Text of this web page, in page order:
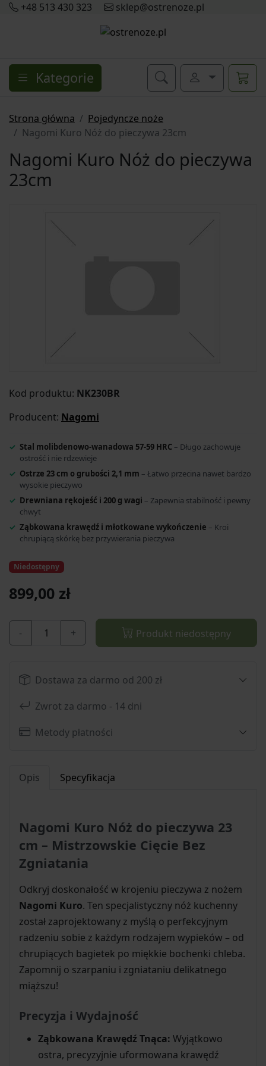
+48 513 430 323 sklep@ostrenoze.pl
Kategorie
Strona główna
Pojedyncze noże
Nagomi Kuro Nóż do pieczywa 23cm
Nagomi Kuro Nóż do pieczywa
23cm
Kod produktu: NK230BR
Producent: Nagomi
Stal molibdenowo-wanadowa 57-59 HRC – Długo zachowuje
ostrość i nie rdzewieje
Ostrze 23 cm o grubości 2,1 mm – Łatwo przecina nawet bardzo
wysokie pieczywo
Drewniana rękojeść i 200 g wagi – Zapewnia stabilność i pewny
chwyt
Ząbkowana krawędź i młotkowane wykończenie – Kroi
chrupiącą skórkę bez przywierania pieczywa
Niedostępny
899,00 zł
- + Produkt niedostępny
Dostawa za darmo od 200 zł
Zwrot za darmo - 14 dni
Metody płatności
Opis Specyfikacja
Nagomi Kuro Nóż do pieczywa 23
cm – Mistrzowskie Cięcie Bez
Zgniatania
Odkryj doskonałość w krojeniu pieczywa z nożem
Nagomi Kuro. Ten specjalistyczny nóż kuchenny
został zaprojektowany z myślą o perfekcyjnym
radzeniu sobie z każdym rodzajem wypieków – od
chrupiących bagietek po miękkie bochenki chleba.
Zapomnij o szarpaniu i zgniataniu delikatnego
miąższu!
Precyzja i Wydajność
Ząbkowana Krawędź Tnąca: Wyjątkowo
ostra, precyzyjnie uformowana krawędź